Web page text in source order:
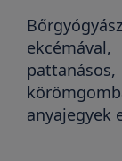
anyajegyek